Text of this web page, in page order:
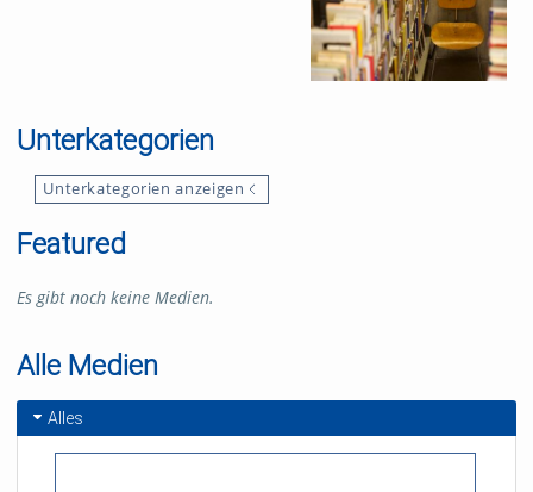
Unterkategorien
Unterkategorien anzeigen
Featured
Es gibt noch keine Medien.
Alle Medien
Alles